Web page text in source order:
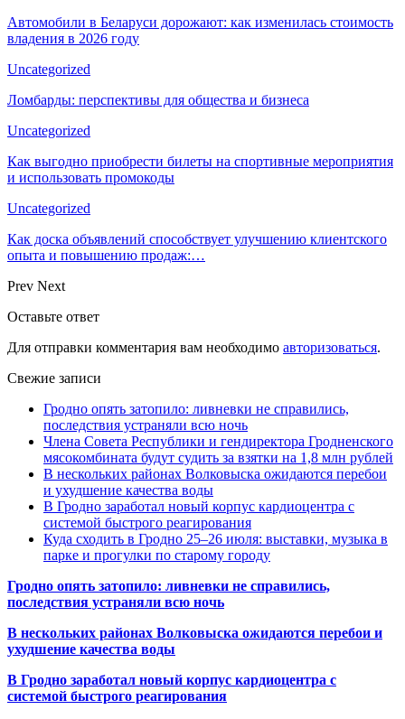
Автомобили в Беларуси дорожают: как изменилась стоимость
владения в 2026 году
Uncategorized
Ломбарды: перспективы для общества и бизнеса
Uncategorized
Как выгодно приобрести билеты на спортивные мероприятия
и использовать промокоды
Uncategorized
Как доска объявлений способствует улучшению клиентского
опыта и повышению продаж:…
Prev Next
Оставьте ответ
Для отправки комментария вам необходимо авторизоваться.
Свежие записи
Гродно опять затопило: ливневки не справились,
последствия устраняли всю ночь
Члена Совета Республики и гендиректора Гродненского
мясокомбината будут судить за взятки на 1,8 млн рублей
В нескольких районах Волковыска ожидаются перебои
и ухудшение качества воды
В Гродно заработал новый корпус кардиоцентра с
системой быстрого реагирования
Куда сходить в Гродно 25–26 июля: выставки, музыка в
парке и прогулки по старому городу
Гродно опять затопило: ливневки не справились,
последствия устраняли всю ночь
В нескольких районах Волковыска ожидаются перебои и
ухудшение качества воды
В Гродно заработал новый корпус кардиоцентра с
системой быстрого реагирования